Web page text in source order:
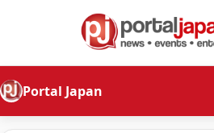
Portal Japan